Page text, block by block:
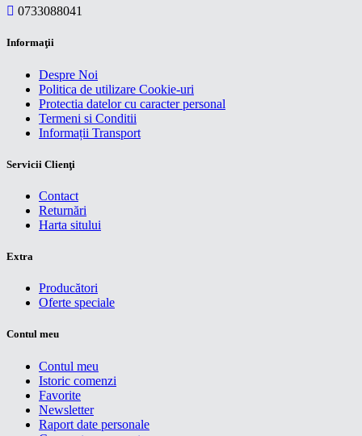
0733088041
Informaţii
Despre Noi
Politica de utilizare Cookie-uri
Protectia datelor cu caracter personal
Termeni si Conditii
Informații Transport
Servicii Clienţi
Contact
Returnări
Harta sitului
Extra
Producători
Oferte speciale
Contul meu
Contul meu
Istoric comenzi
Favorite
Newsletter
Raport date personale